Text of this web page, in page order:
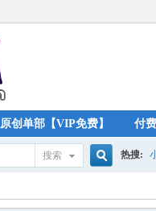
原创单部【VIP免费】 付
搜索 热搜: